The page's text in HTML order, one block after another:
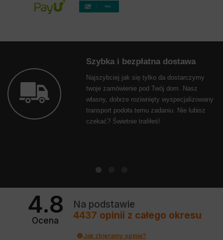
Szybka i bezpłatna dostawa
Najszybciej jak się tylko da dostarczymy
twoje zamówienie pod Twój dom. Nasz
własny, dobrze roziwnięty wyspecjalizowany
transport podoła temu zadaniu. Nie lubisz
czekać? Świetnie trafiłeś!
4.8
Ocena
Na podstawie
4437 opinii z całego okresu
Jak zbieramy opinie?